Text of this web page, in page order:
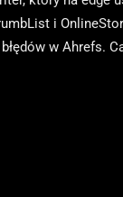
i
w Ahrefs.